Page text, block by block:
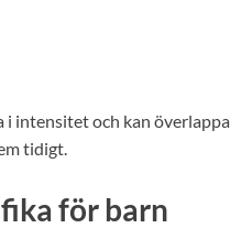
i intensitet och kan
tidigt.
för barn